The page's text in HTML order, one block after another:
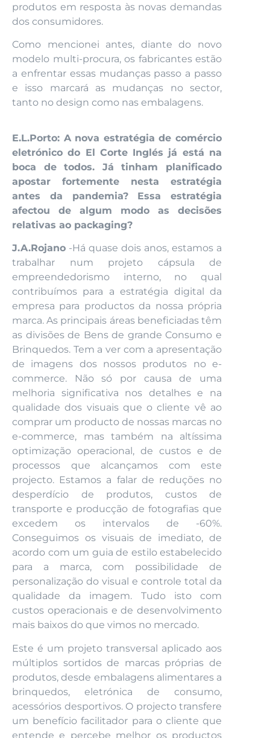
produtos em resposta às novas demandas
dos consumidores.
Como mencionei antes, diante do novo
modelo multi-procura, os fabricantes estão
a enfrentar essas mudanças passo a passo
e isso marcará as mudanças no sector,
tanto no design como nas embalagens.
E.L.Porto: A nova estratégia de comércio
eletrónico do El Corte Inglés já está na
boca de todos. Já tinham planificado
apostar fortemente nesta estratégia
antes da pandemia? Essa estratégia
afectou de algum modo as decisões
relativas ao packaging?
J.A.Rojano -Há quase dois anos, estamos a
trabalhar num projeto cápsula de
empreendedorismo interno, no qual
contribuímos para a estratégia digital da
empresa para productos da nossa própria
marca. As principais áreas beneficiadas têm
as divisões de Bens de grande Consumo e
Brinquedos. Tem a ver com a apresentação
de imagens dos nossos produtos no e-
commerce. Não só por causa de uma
melhoria significativa nos detalhes e na
qualidade dos visuais que o cliente vê ao
comprar um producto de nossas marcas no
e-commerce, mas também na altíssima
optimização operacional, de custos e de
processos que alcançamos com este
projecto. Estamos a falar de reduções no
desperdício de produtos, custos de
transporte e producção de fotografias que
excedem os intervalos de -60%.
Conseguimos os visuais de imediato, de
acordo com um guia de estilo estabelecido
para a marca, com possibilidade de
personalização do visual e controle total da
qualidade da imagem. Tudo isto com
custos operacionais e de desenvolvimento
mais baixos do que vimos no mercado.
Este é um projeto transversal aplicado aos
múltiplos sortidos de marcas próprias de
produtos, desde embalagens alimentares a
brinquedos, eletrónica de consumo,
acessórios desportivos. O projecto transfere
um benefício facilitador para o cliente que
entende e percebe melhor os productos